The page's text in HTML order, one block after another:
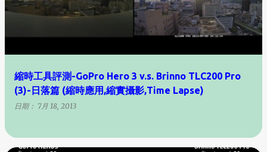
縮時工具評測-GoPro Hero 3 v.s. Brinno TLC200 Pro
(3)-日落篇 (縮時應用,縮實攝影,Time Lapse)
日期： 7月 18, 2013